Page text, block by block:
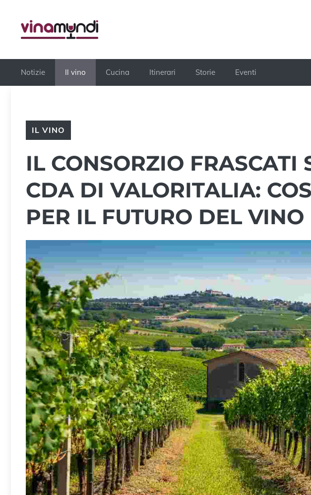
contenuto
Notizie Il vino Cucina Itinerari Storie Eventi
IL VINO
IL CONSORZIO FRASCATI
CDA DI VALORITALIA:
PER IL FUTURO DEL